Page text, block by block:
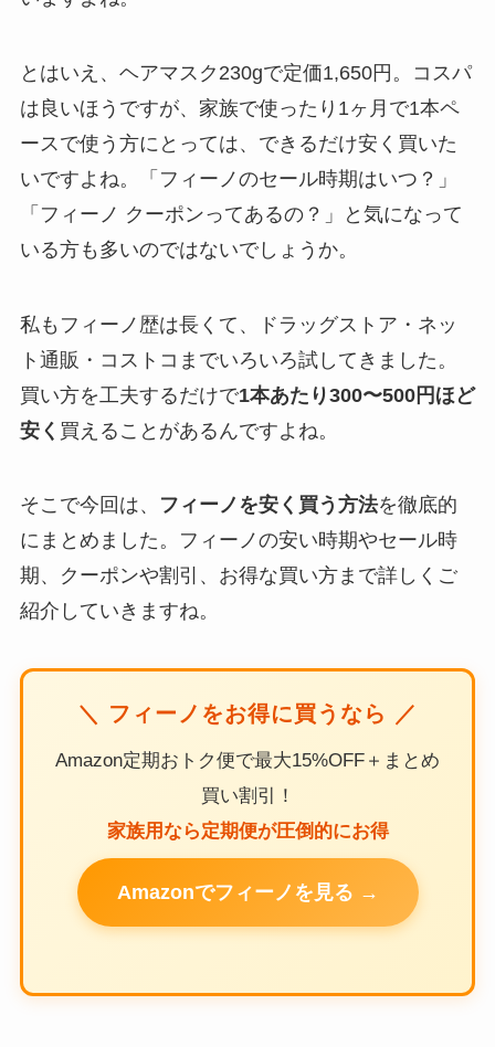
とはいえ、ヘアマスク230gで定価1,650円。コスパ
は良いほうですが、家族で使ったり1ヶ月で1本ペ
ースで使う方にとっては、できるだけ安く買いた
いですよね。「フィーノのセール時期はいつ？」
「フィーノ クーポンってあるの？」と気になって
いる方も多いのではないでしょうか。
私もフィーノ歴は長くて、ドラッグストア・ネッ
ト通販・コストコまでいろいろ試してきました。
買い方を工夫するだけで1本あたり300〜500円ほど
安く 買えることがあるんですよね。
そこで今回は、 フィーノを安く買う方法を徹底的
にまとめました。フィーノの安い時期やセール時
期、クーポンや割引、お得な買い方まで詳しくご
紹介していきますね。
＼ フィーノをお得に買うなら ／
Amazon定期おトク便で最大15%OFF＋まとめ
買い割引！
家族用なら定期便が圧倒的にお得
Amazonでフィーノを見る →